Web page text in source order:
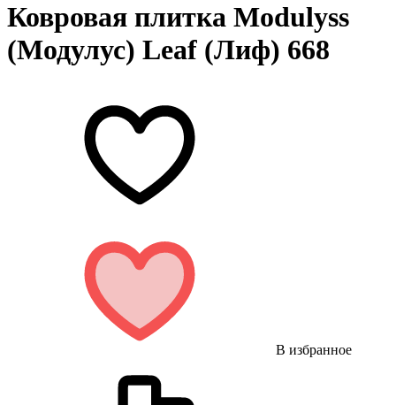
Ковровая плитка Modulyss
(Модулус) Leaf (Лиф) 668
В избранное